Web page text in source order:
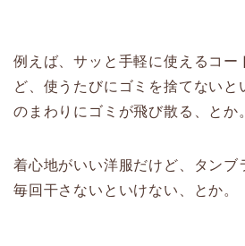
例えば、サッと手軽に使えるコー
ど、使うたびにゴミを捨てないと
のまわりにゴミが飛び散る、とか
着心地がいい洋服だけど、タンブ
毎回干さないといけない、とか。